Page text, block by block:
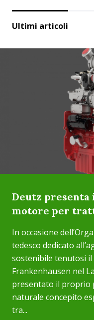
Ultimi articoli
Deutz
motore per
In occasione
tedesco dedicato
sostenibile tenutosi il
Frankenhausen nel
presentato il proprio
naturale concepito
tra...